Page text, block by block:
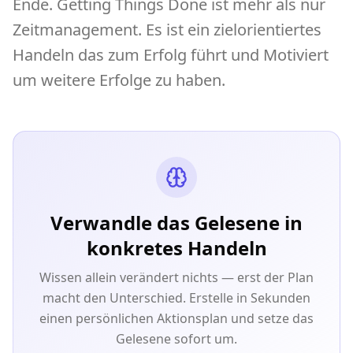
Ende. Getting Things Done ist mehr als nur
Zeitmanagement. Es ist ein zielorientiertes
Handeln das zum Erfolg führt und Motiviert
um weitere Erfolge zu haben.
Verwandle das Gelesene in
konkretes Handeln
Wissen allein verändert nichts — erst der Plan
macht den Unterschied. Erstelle in Sekunden
einen persönlichen Aktionsplan und setze das
Gelesene sofort um.